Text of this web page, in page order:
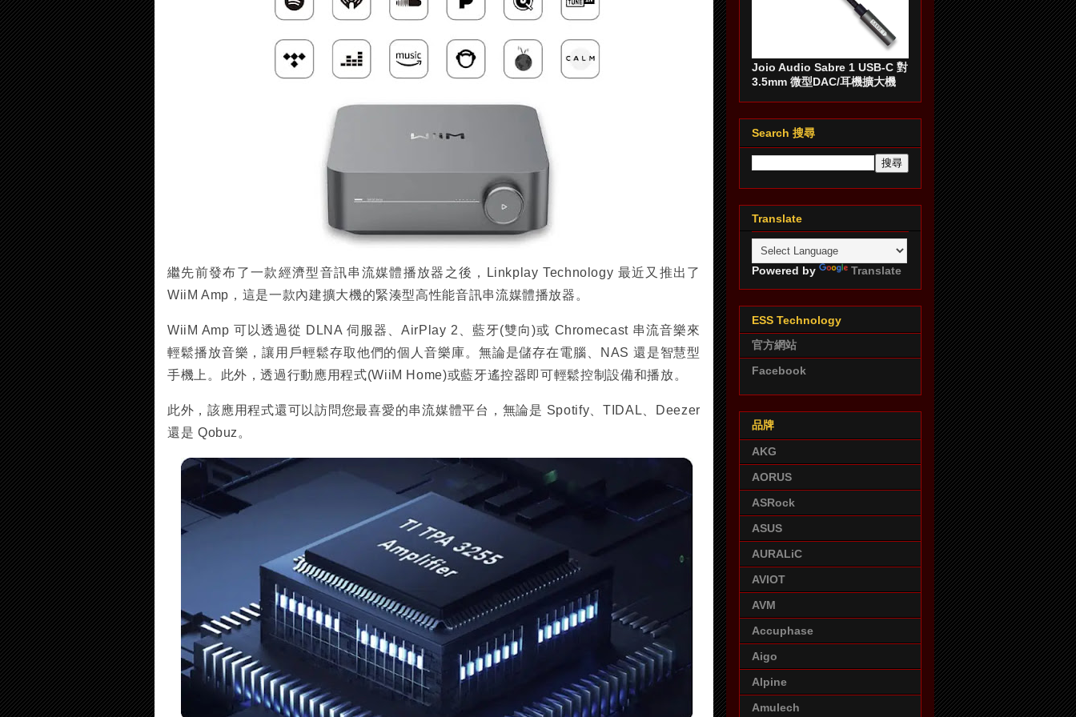
繼先前發布了一款經濟型音訊串流媒體播放器之後，Linkplay Technology 最近又推出了
WiiM Amp，這是一款內建擴大機的緊湊型高性能音訊串流媒體播放器。
WiiM Amp 可以透過從 DLNA 伺服器、AirPlay 2、藍牙(雙向)或 Chromecast 串流音樂來
輕鬆播放音樂，讓用戶輕鬆存取他們的個人音樂庫。無論是儲存在電腦、NAS 還是智慧型
手機上。此外，透過行動應用程式(WiiM Home)或藍牙遙控器即可輕鬆控制設備和播放。
此外，該應用程式還可以訪問您最喜愛的串流媒體平台，無論是 Spotify、TIDAL、Deezer
還是 Qobuz。
Joio Audio Sabre 1 USB-C 對
3.5mm 微型DAC/耳機擴大機
Search 搜尋
Translate
Powered by Translate
ESS Technology
官方網站
Facebook
品牌
AKG
AORUS
ASRock
ASUS
AURALiC
AVIOT
AVM
Accuphase
Aigo
Alpine
Amulech